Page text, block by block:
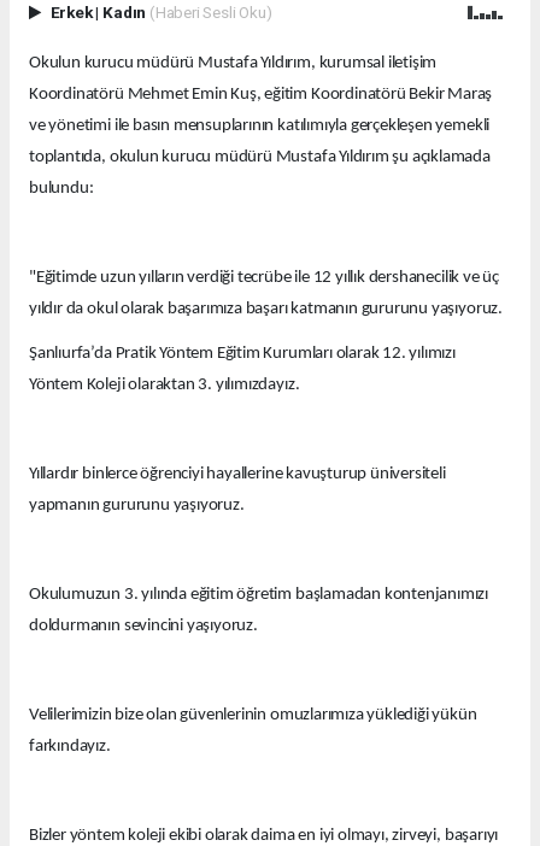
Erkek| Kadın (Haberi Sesli Oku)
Okulun kurucu müdürü Mustafa Yıldırım, kurumsal iletişim
Koordinatörü Mehmet Emin Kuş, eğitim Koordinatörü Bekir Maraş
ve yönetimi ile basın mensuplarının katılımıyla gerçekleşen yemekli
toplantıda, okulun kurucu müdürü Mustafa Yıldırım şu açıklamada
bulundu:
"Eğitimde uzun yılların verdiği tecrübe ile 12 yıllık dershanecilik ve üç
yıldır da okul olarak başarımıza başarı katmanın gururunu yaşıyoruz.
Şanlıurfa’da Pratik Yöntem Eğitim Kurumları olarak 12. yılımızı
Yöntem Koleji olaraktan 3. yılımızdayız.
Yıllardır binlerce öğrenciyi hayallerine kavuşturup üniversiteli
yapmanın gururunu yaşıyoruz.
Okulumuzun 3. yılında eğitim öğretim başlamadan kontenjanımızı
doldurmanın sevincini yaşıyoruz.
Velilerimizin bize olan güvenlerinin omuzlarımıza yüklediği yükün
farkındayız.
Bizler yöntem koleji ekibi olarak daima en iyi olmayı, zirveyi, başarıyı